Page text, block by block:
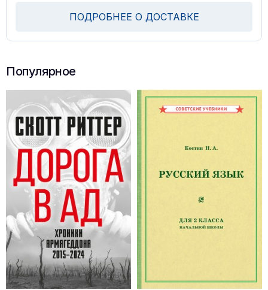
ПОДРОБНЕЕ О ДОСТАВКЕ
Популярное